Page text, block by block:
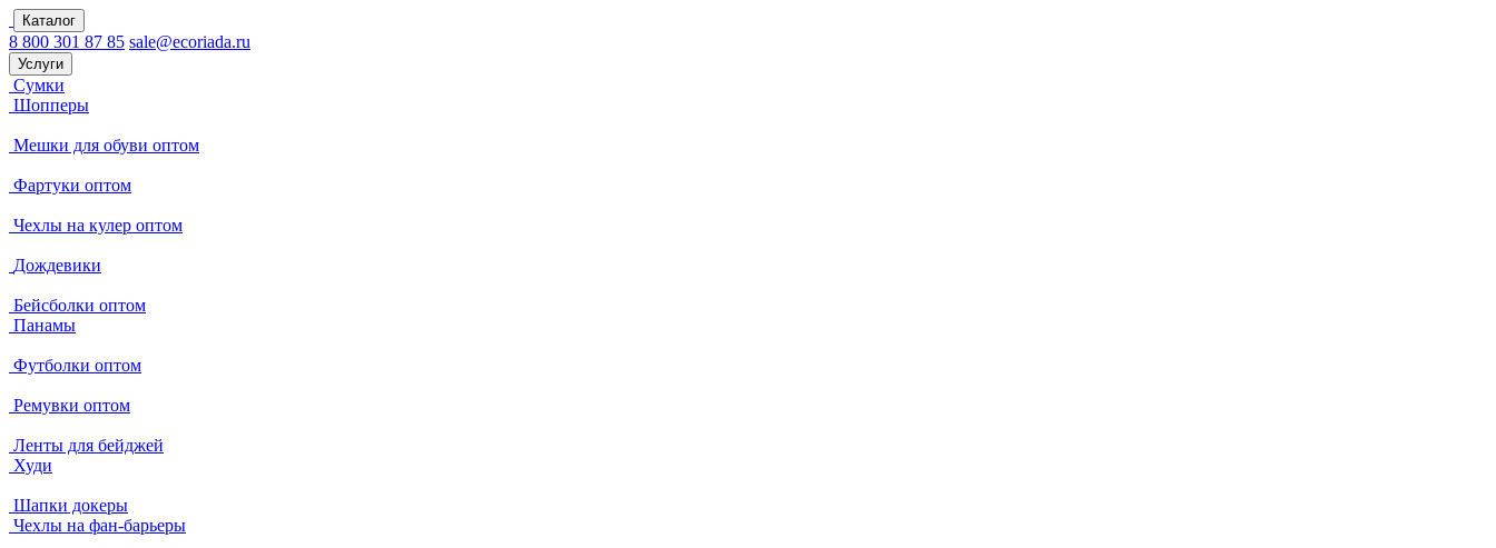
Каталог
8 800 301 87 85 sale@ecoriada.ru
Услуги
Сумки
Шопперы
Мешки для обуви оптом
Фартуки оптом
Чехлы на кулер оптом
Дождевики
Бейсболки оптом
Панамы
Футболки оптом
Ремувки оптом
Ленты для бейджей
Худи
Шапки докеры
Чехлы на фан-барьеры